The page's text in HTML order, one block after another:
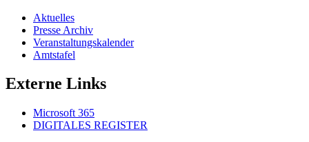
Aktuelles
Presse Archiv
Veranstaltungskalender
Amtstafel
Externe Links
Microsoft 365
DIGITALES REGISTER